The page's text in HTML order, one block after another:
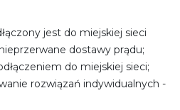
jest do miejskiej sieci
dostawy prądu;
do miejskiej sieci;
rozwiązań indywidualnych -